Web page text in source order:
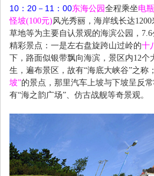
10：20－11：00东海公园 全程乘坐电
怪坡(100元) 风光秀丽，海岸线长达1200
草地等为主要自认景观的海滨公园， 7.6
精彩景点：一是左右盘旋跨山过岭的十
下，路面似银带飘向海滨，景区内12个
生，遍布景区，故有“海底大峡谷”之称
坡”的景点，那里汽车上坡与下坡呈反
有“海之韵广场”、仿古战舰等奇景观。